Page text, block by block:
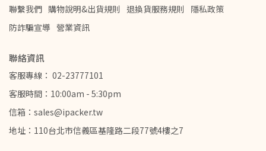
聯繫我們 購物說明&出貨規則 退換貨服務規則
隱私政策
防詐騙宣導 營業資訊
聯絡資訊
客服專線： 02-23777101
客服時間：10:00am - 5:30pm
信箱：sales@ipacker.tw
地址：110台北市信義區基隆路二段77號4樓之7